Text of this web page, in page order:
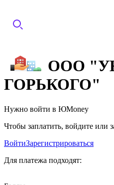
ООО
ГОРЬКОГО"
Нужно войти в ЮMoney
Чтобы заплатить, войдите или
ВойтиЗарегистрироваться
Для платежа подходят: